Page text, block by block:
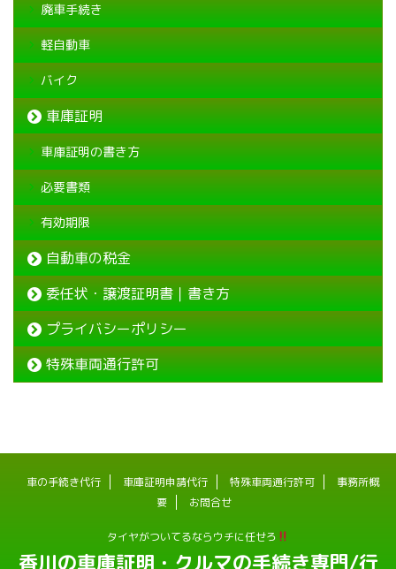
廃車手続き
軽自動車
バイク
車庫証明
車庫証明の書き方
必要書類
有効期限
自動車の税金
委任状・譲渡証明書｜書き方
プライバシーポリシー
特殊車両通行許可
車の手続き代行 車庫証明申請代行 特殊車両通行許可
事務所概
要
お問合せ
タイヤがついてるならウチに任せろ
香川の車庫証明・クルマの手続き専門/行